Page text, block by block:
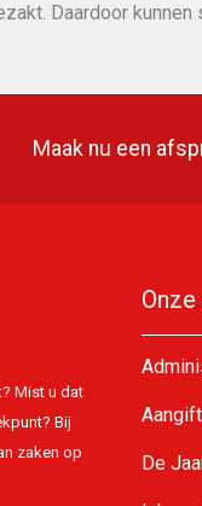
Daardoor
Maak nu een
Mist u dat
Bij
zaken op
De